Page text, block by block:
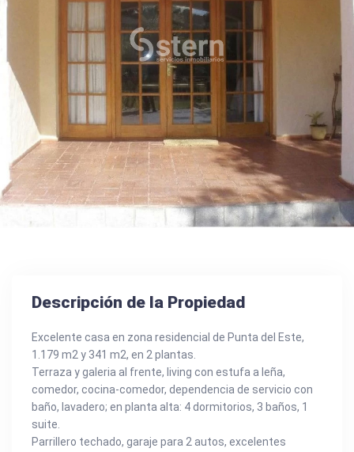
Descripción de la Propiedad
Excelente casa en zona residencial de Punta del Este,
1.179 m2 y 341 m2, en 2 plantas.
Terraza y galeria al frente, living con estufa a leña,
comedor, cocina-comedor, dependencia de servicio con
baño, lavadero; en planta alta: 4 dormitorios, 3 baños, 1
suite.
Parrillero techado, garaje para 2 autos, excelentes